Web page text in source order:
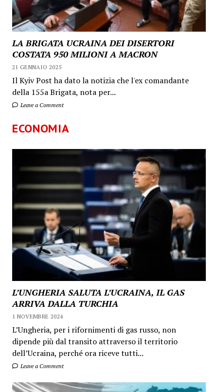
LA BRIGATA UCRAINA DEI DISERTORI
COSTATA 950 MILIONI A MACRON
21 GENNAIO 2025
Il Kyiv Post ha dato la notizia che l'ex comandante
della 155a Brigata, nota per...
Leave a Comment
ECONOMIA
L’UNGHERIA SALUTA L’UCRAINA, IL GAS
ARRIVA DALLA TURCHIA
1 NOVEMBRE 2024
L’Ungheria, per i rifornimenti di gas russo, non
dipende più dal transito attraverso il territorio
dell’Ucraina, perché ora riceve tutti...
Leave a Comment